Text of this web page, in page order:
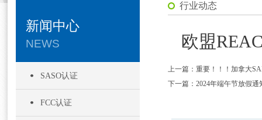
新闻中心
NEWS
SASO认证
FCC认证
行业动态
欧盟
上一篇：重要！！！加拿大
下一篇：2024年端午节放假通